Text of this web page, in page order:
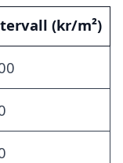
(kr/m²)